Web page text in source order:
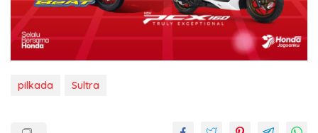
pilkada Sultra